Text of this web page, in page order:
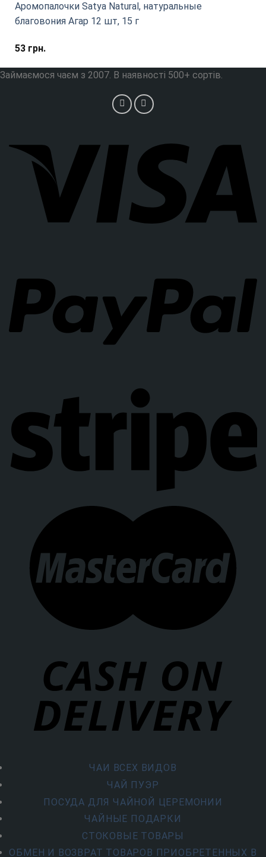
Аромопалочки Satya Natural, натуральные
благовония Агар 12 шт, 15 г
53грн.
Займаємося чаєм з 2007. В наявності 500+ сортів.
ЧАИ ВСЕХ ВИДОВ
ЧАЙ ПУЭР
ПОСУДА ДЛЯ ЧАЙНОЙ ЦЕРЕМОНИИ
ЧАЙНЫЕ ПОДАРКИ
СТОКОВЫЕ ТОВАРЫ
ОБМЕН И ВОЗВРАТ ТОВАРОВ ПРИОБРЕТЕННЫХ В